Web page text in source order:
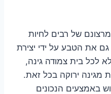
של רבים לחיות
את הטבע על ידי יצירת
לכל בית צמודה גינה,
מגינה ירוקה בכל זאת.
באמצעים הנכונים